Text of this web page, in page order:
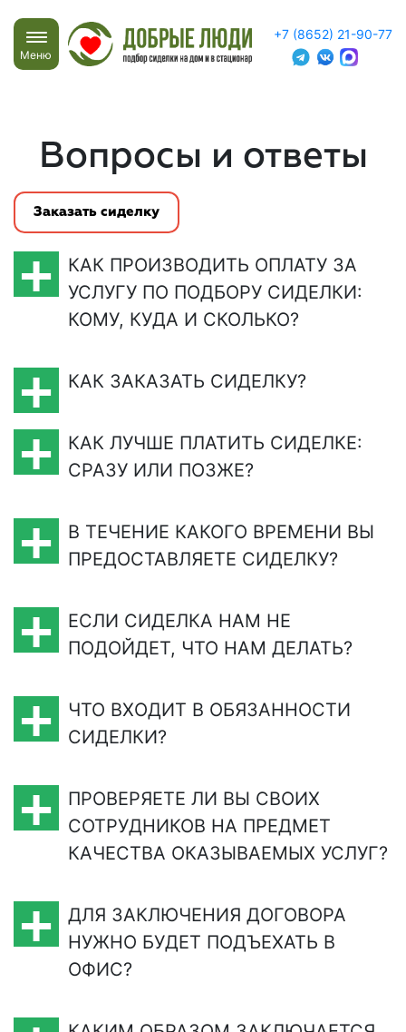
Меню
+7 (8652) 21-90-77
Вопросы и ответы
Заказать сиделку
КАК ПРОИЗВОДИТЬ ОПЛАТУ ЗА
УСЛУГУ ПО ПОДБОРУ СИДЕЛКИ:
КОМУ, КУДА И СКОЛЬКО?
КАК ЗАКАЗАТЬ СИДЕЛКУ?
КАК ЛУЧШЕ ПЛАТИТЬ СИДЕЛКЕ:
СРАЗУ ИЛИ ПОЗЖЕ?
В ТЕЧЕНИЕ КАКОГО ВРЕМЕНИ ВЫ
ПРЕДОСТАВЛЯЕТЕ СИДЕЛКУ?
ЕСЛИ СИДЕЛКА НАМ НЕ
ПОДОЙДЕТ, ЧТО НАМ ДЕЛАТЬ?
ЧТО ВХОДИТ В ОБЯЗАННОСТИ
СИДЕЛКИ?
ПРОВЕРЯЕТЕ ЛИ ВЫ СВОИХ
СОТРУДНИКОВ НА ПРЕДМЕТ
КАЧЕСТВА ОКАЗЫВАЕМЫХ УСЛУГ?
ДЛЯ ЗАКЛЮЧЕНИЯ ДОГОВОРА
НУЖНО БУДЕТ ПОДЪЕХАТЬ В
ОФИС?